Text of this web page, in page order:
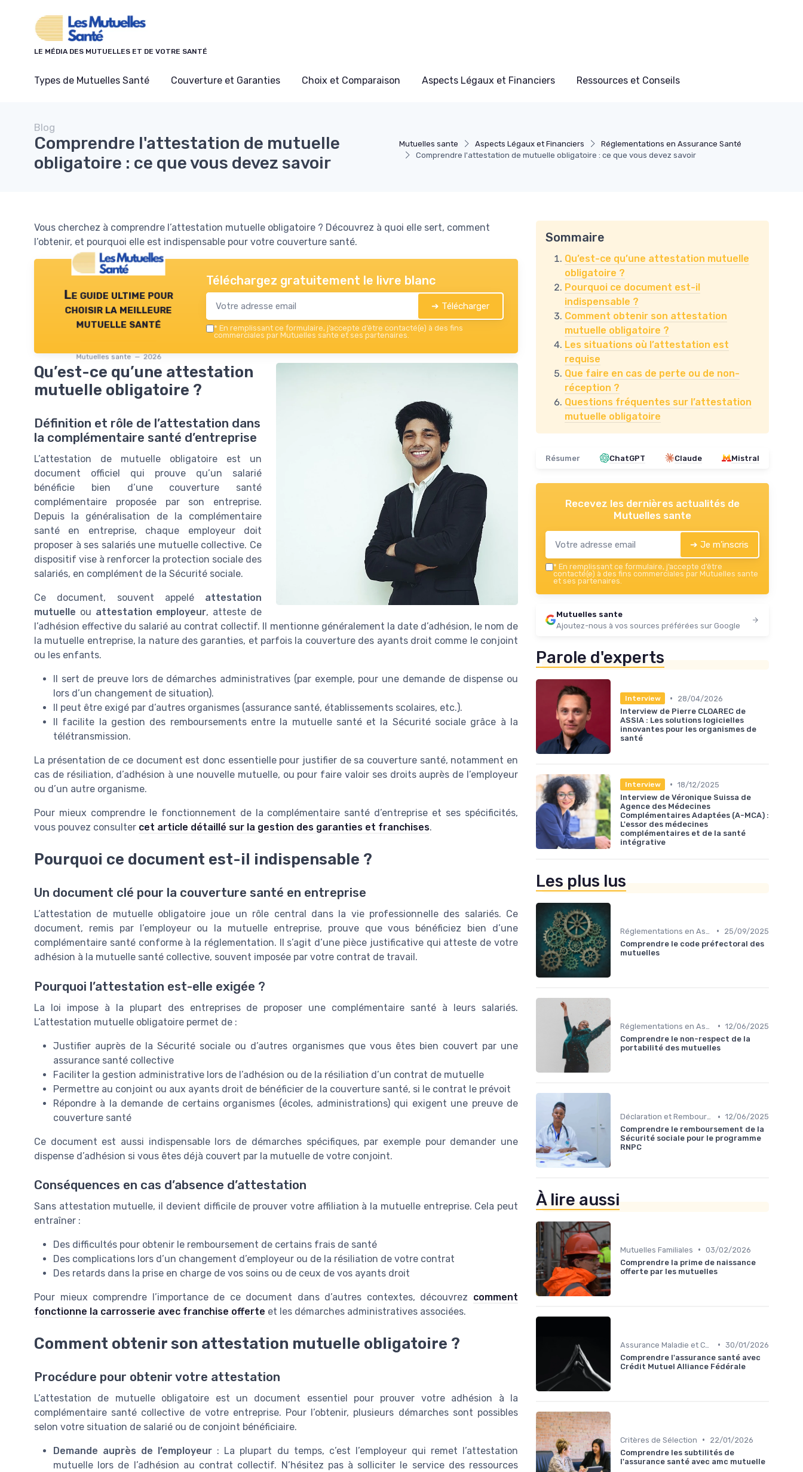
LE MÉDIA DES MUTUELLES ET DE VOTRE SANTÉ
Types de Mutuelles Santé Couverture et Garanties Choix et Comparaison Aspects Légaux et Financiers Ressources et Conseils
Mutuelles sante Aspects Légaux et Financiers
Réglementations en Assurance Santé
Comprendre l'attestation de mutuelle obligatoire : ce que vous devez savoir
Blog
Comprendre l'attestation de mutuelle
obligatoire : ce que vous devez savoir
Vous cherchez à comprendre l’attestation mutuelle obligatoire ? Découvrez à quoi elle sert, comment
l’obtenir, et pourquoi elle est indispensable pour votre couverture santé.
Le guide ultime pour
choisir la meilleure
mutuelle santé
Mutuelles sante — 2026
Téléchargez gratuitement le livre blanc
➔ Télécharger
* En remplissant ce formulaire, j’accepte d’être contacté(e) à des fins
commerciales par Mutuelles sante et ses partenaires.
Qu’est-ce qu’une attestation
mutuelle obligatoire ?
Définition et rôle de l’attestation dans
la complémentaire santé d’entreprise
L’attestation de mutuelle obligatoire est un
document officiel qui prouve qu’un salarié
bénéficie bien d’une couverture santé
complémentaire proposée par son entreprise.
Depuis la généralisation de la complémentaire
santé en entreprise, chaque employeur doit
proposer à ses salariés une mutuelle collective. Ce
dispositif vise à renforcer la protection sociale des
salariés, en complément de la Sécurité sociale.
Ce document, souvent appelé attestation
mutuelle ou attestation employeur, atteste de
l’adhésion effective du salarié au contrat collectif. Il mentionne généralement la date d’adhésion, le nom de
la mutuelle entreprise, la nature des garanties, et parfois la couverture des ayants droit comme le conjoint
ou les enfants.
Il sert de preuve lors de démarches administratives (par exemple, pour une demande de dispense ou
lors d’un changement de situation).
Il peut être exigé par d’autres organismes (assurance santé, établissements scolaires, etc.).
Il facilite la gestion des remboursements entre la mutuelle santé et la Sécurité sociale grâce à la
télétransmission.
La présentation de ce document est donc essentielle pour justifier de sa couverture santé, notamment en
cas de résiliation, d’adhésion à une nouvelle mutuelle, ou pour faire valoir ses droits auprès de l’employeur
ou d’un autre organisme.
Pour mieux comprendre le fonctionnement de la complémentaire santé d’entreprise et ses spécificités,
vous pouvez consulter cet article détaillé sur la gestion des garanties et franchises.
Pourquoi ce document est-il indispensable ?
Un document clé pour la couverture santé en entreprise
L’attestation de mutuelle obligatoire joue un rôle central dans la vie professionnelle des salariés. Ce
document, remis par l’employeur ou la mutuelle entreprise, prouve que vous bénéficiez bien d’une
complémentaire santé conforme à la réglementation. Il s’agit d’une pièce justificative qui atteste de votre
adhésion à la mutuelle santé collective, souvent imposée par votre contrat de travail.
Pourquoi l’attestation est-elle exigée ?
La loi impose à la plupart des entreprises de proposer une complémentaire santé à leurs salariés.
L’attestation mutuelle obligatoire permet de :
Justifier auprès de la Sécurité sociale ou d’autres organismes que vous êtes bien couvert par une
assurance santé collective
Faciliter la gestion administrative lors de l’adhésion ou de la résiliation d’un contrat de mutuelle
Permettre au conjoint ou aux ayants droit de bénéficier de la couverture santé, si le contrat le prévoit
Répondre à la demande de certains organismes (écoles, administrations) qui exigent une preuve de
couverture santé
Ce document est aussi indispensable lors de démarches spécifiques, par exemple pour demander une
dispense d’adhésion si vous êtes déjà couvert par la mutuelle de votre conjoint.
Conséquences en cas d’absence d’attestation
Sans attestation mutuelle, il devient difficile de prouver votre affiliation à la mutuelle entreprise. Cela peut
entraîner :
Des difficultés pour obtenir le remboursement de certains frais de santé
Des complications lors d’un changement d’employeur ou de la résiliation de votre contrat
Des retards dans la prise en charge de vos soins ou de ceux de vos ayants droit
Pour mieux comprendre l’importance de ce document dans d’autres contextes, découvrez comment
fonctionne la carrosserie avec franchise offerte et les démarches administratives associées.
Comment obtenir son attestation mutuelle obligatoire ?
Procédure pour obtenir votre attestation
L’attestation de mutuelle obligatoire est un document essentiel pour prouver votre adhésion à la
complémentaire santé collective de votre entreprise. Pour l’obtenir, plusieurs démarches sont possibles
selon votre situation de salarié ou de conjoint bénéficiaire.
Demande auprès de l’employeur : La plupart du temps, c’est l’employeur qui remet l’attestation
mutuelle lors de l’adhésion au contrat collectif. N’hésitez pas à solliciter le service des ressources
Sommaire
Qu’est-ce qu’une attestation mutuelle
obligatoire ?
Pourquoi ce document est-il
indispensable ?
Comment obtenir son attestation
mutuelle obligatoire ?
Les situations où l’attestation est
requise
Que faire en cas de perte ou de non-
réception ?
Questions fréquentes sur l’attestation
mutuelle obligatoire
Résumer ChatGPT Claude Mistral
Recevez les dernières actualités de
Mutuelles sante
➔ Je m'inscris
* En remplissant ce formulaire, j’accepte d’être
contacté(e) à des fins commerciales par Mutuelles sante
et ses partenaires.
Mutuelles sante
Ajoutez-nous à vos sources préférées sur Google
Parole d'experts
Interview •
28/04/2026
Interview de Pierre CLOAREC de
ASSIA : Les solutions logicielles
innovantes pour les organismes de
santé
Interview • 18/12/2025
Interview de Véronique Suissa de
Agence des Médecines
Complémentaires Adaptées (A-MCA) :
L'essor des médecines
complémentaires et de la santé
intégrative
Les plus lus
•
25/09/2025
Comprendre le code préfectoral des
mutuelles
• 12/06/2025
Comprendre le non-respect de la
portabilité des mutuelles
Déclaration et Remboursement • 12/06/2025
Comprendre le remboursement de la
Sécurité sociale pour le programme
RNPC
À lire aussi
Mutuelles Familiales • 03/02/2026
Comprendre la prime de naissance
offerte par les mutuelles
• 30/01/2026
Comprendre l'assurance santé avec
Crédit Mutuel Alliance Fédérale
Critères de Sélection •
22/01/2026
Comprendre les subtilités de
l'assurance santé avec amc mutuelle